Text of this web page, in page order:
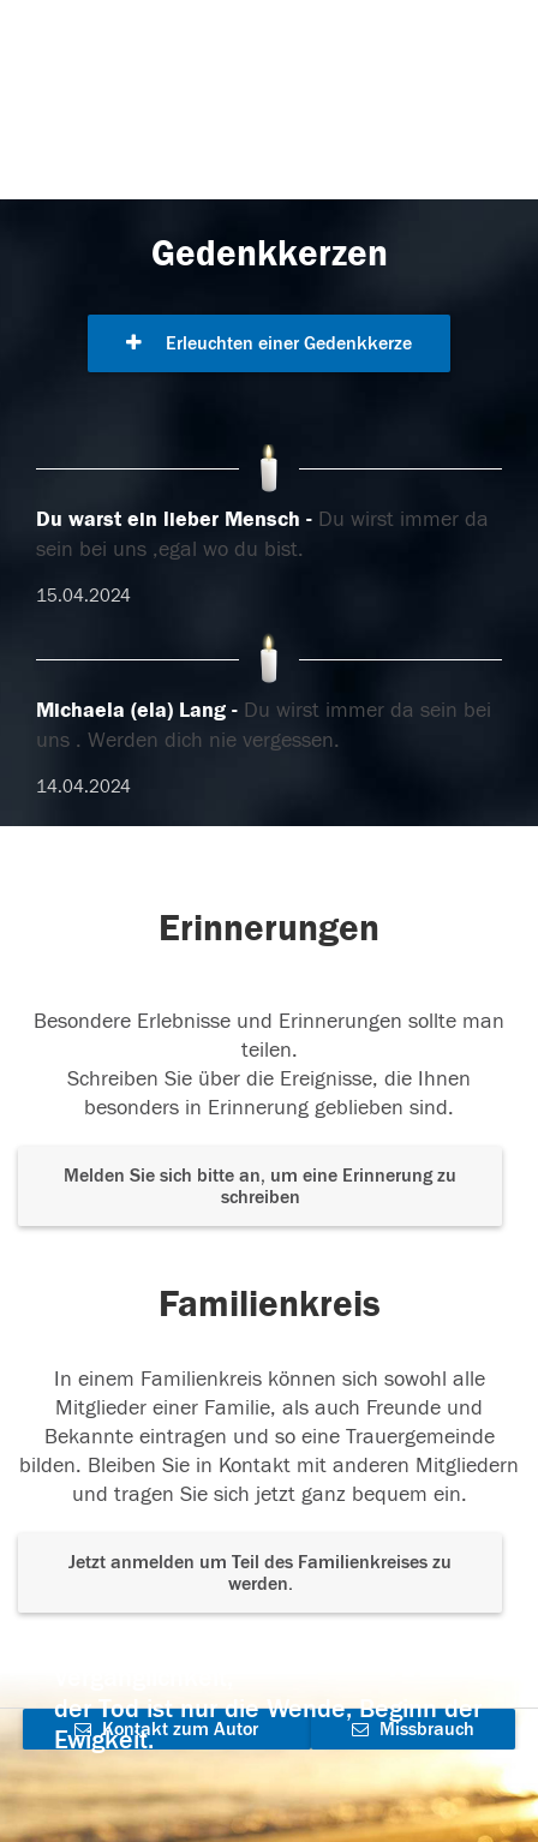
Gedenkkerzen
Erleuchten einer Gedenkkerze
Du warst ein lieber Mensch
Du wirst immer da
sein bei uns ,egal wo du bist.
15.04.2024
Michaela (ela) Lang
Du wirst immer da sein bei
uns . Werden dich nie vergessen.
14.04.2024
Erinnerungen
Besondere Erlebnisse und Erinnerungen sollte man
teilen.
Schreiben Sie über die Ereignisse, die Ihnen
besonders in Erinnerung geblieben sind.
Melden Sie sich bitte an, um eine Erinnerung zu
schreiben
Familienkreis
In einem Familienkreis können sich sowohl alle
Mitglieder einer Familie, als auch Freunde und
Bekannte eintragen und so eine Trauergemeinde
bilden. Bleiben Sie in Kontakt mit anderen Mitgliedern
und tragen Sie sich jetzt ganz bequem ein.
Jetzt anmelden um Teil des Familienkreises zu
werden.
der Tod ist nur die Wende, Beginn der
Ewigkeit.
Kontakt zum Autor
aufnehmen
Missbrauch